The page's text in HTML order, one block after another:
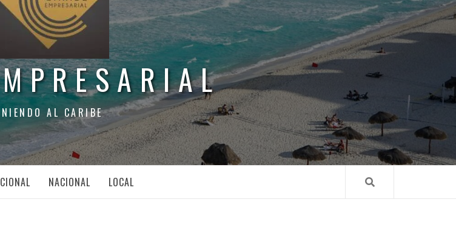
AL CARIBE
NACIONAL LOCAL